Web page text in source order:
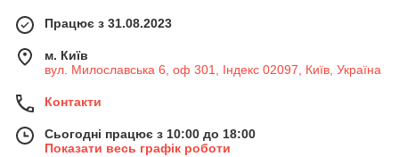
Працює з 31.08.2023
м. Київ
вул. Милославська 6, оф 301, Індекс 02097, Київ, Україна
Контакти
Сьогодні працює з 10:00 до 18:00
Показати весь графік роботи